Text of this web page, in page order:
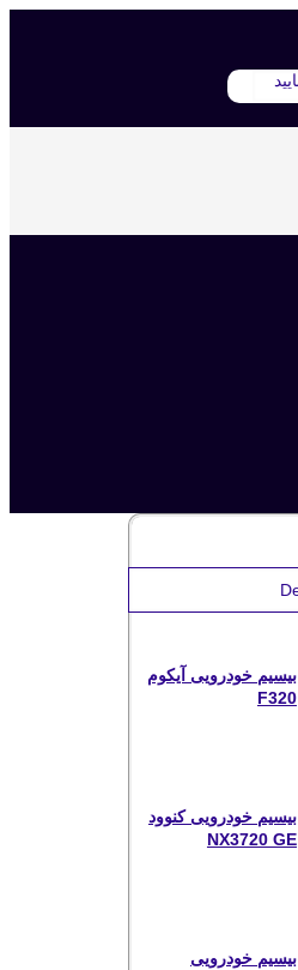
بیسیم خودرویی آیکوم
F320
بیسیم خودرویی کنوود
NX3720 GE
بیسیم خودرویی